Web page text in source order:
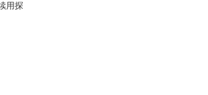
用探